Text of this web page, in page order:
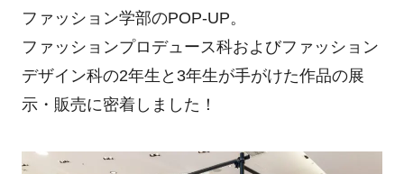
ファッション学部のPOP-UP。
ファッションプロデュース科およびファッション
デザイン科の2年生と3年生が手がけた作品の展
示・販売に密着しました！